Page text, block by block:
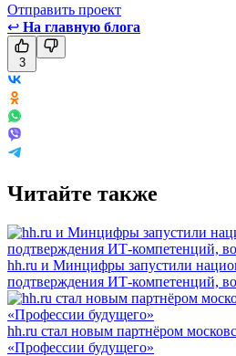
Отправить проект
↩ На главную блога
3
Читайте также
hh.ru и Минцифры запустили
подтверждения ИТ-компетенций,
hh.ru стал новым партнёром
«Профессии будущего»